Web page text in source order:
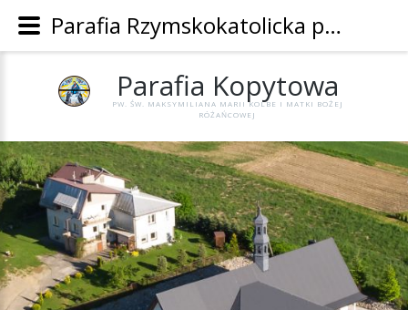
Parafia Kopytowa
PW. ŚW. MAKSYMILIANA MARII KOLBE I MATKI BOŻEJ
RÓŻAŃCOWEJ
Parafia Rzymskokatolicka pw. Św. Maksymiliana Marii Kolbe i Matki Bożej Różańcowej w Kopytowej - Parafia Kopytowa